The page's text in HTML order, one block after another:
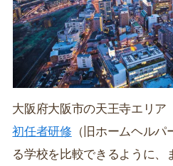
大阪府大阪市の天王寺エリア
初任者研修 （旧ホームヘル
る学校を比較できるように、